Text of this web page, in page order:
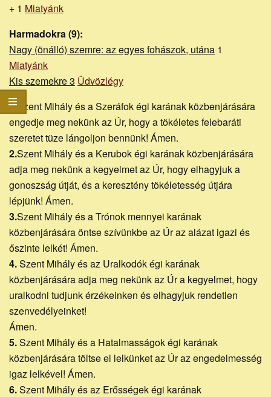
+ 1 Miatyánk
Harmadokra (9):
Nagy (önálló) szemre: az egyes fohászok, utána 1
Miatyánk
Kis szemekre 3 Üdvözlégy
1.Szent Mihály és a Szeráfok égi karának közbenjárására
engedje meg nekünk az Úr, hogy a tökéletes felebaráti
szeretet tüze lángoljon bennünk! Ámen.
2.Szent Mihály és a Kerubok égi karának közbenjárására
adja meg nekünk a kegyelmet az Úr, hogy elhagyjuk a
gonoszság útját, és a keresztény tökéletesség útjára
lépjünk! Ámen.
3.Szent Mihály és a Trónok mennyei karának
közbenjárására öntse szívünkbe az Úr az alázat igazi és
őszinte lelkét! Ámen.
4.Szent Mihály és az Uralkodók égi karának
közbenjárására adja meg nekünk az Úr a kegyelmet, hogy
uralkodni tudjunk érzékeinken és elhagyjuk rendetlen
szenvedélyeinket!
Ámen.
5.Szent Mihály és a Hatalmasságok égi karának
közbenjárására töltse el lelkünket az Úr az engedelmesség
igaz lelkével! Ámen.
6.Szent Mihály és az Erősségek égi karának